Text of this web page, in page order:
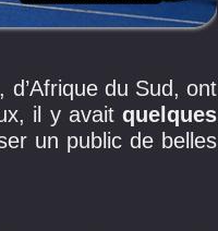
du Sud, ont
il y avait quelques
un public de belles